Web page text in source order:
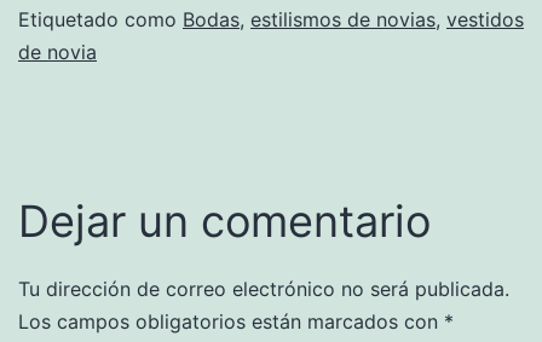
Etiquetado como Bodas, estilismos de novias, vestidos
de novia
Dejar un comentario
Tu dirección de correo electrónico no será publicada.
Los campos obligatorios están marcados con *